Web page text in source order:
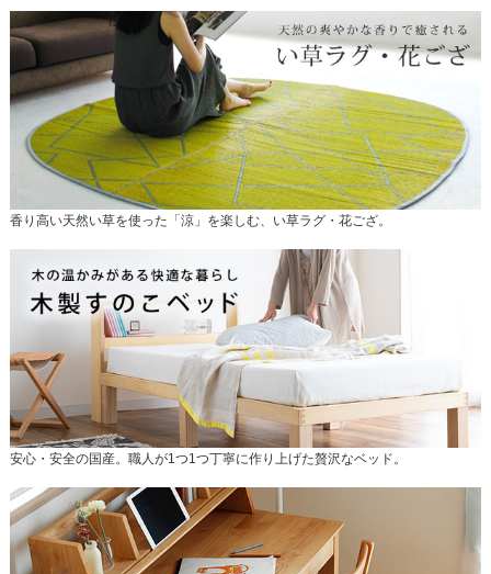
香り高い天然い草を使った「涼」を楽しむ、い草ラグ・花ござ。
安心・安全の国産。職人が1つ1つ丁寧に作り上げた贅沢なベッド。